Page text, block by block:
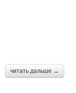
читать дальше →